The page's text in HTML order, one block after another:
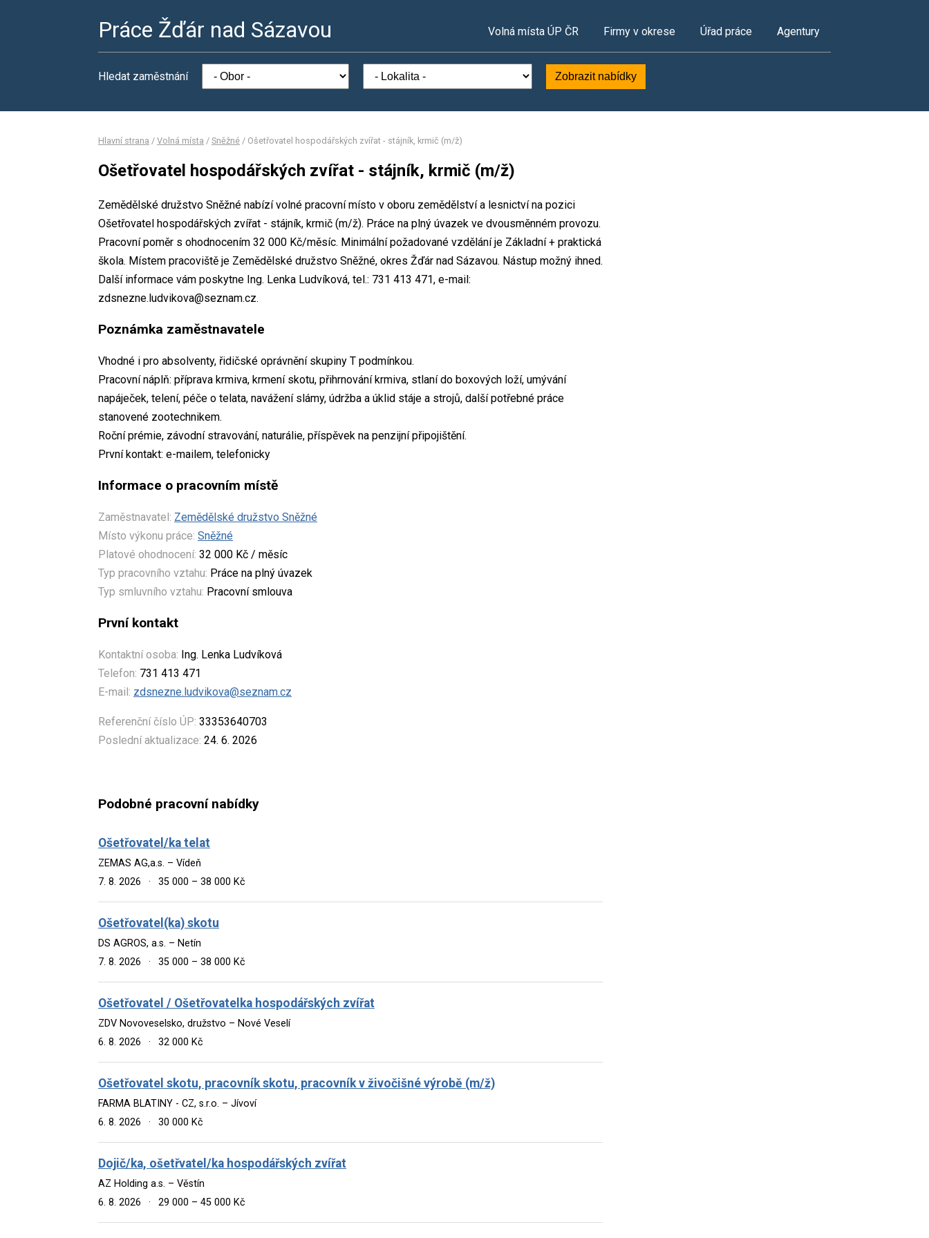
Práce Žďár nad Sázavou Volná místa ÚP ČR Firmy v okrese Úřad práce Agentury
Hledat zaměstnání Zobrazit nabídky
Hlavní strana / Volná místa / Sněžné / Ošetřovatel hospodářských zvířat - stájník, krmič (m/ž)
Ošetřovatel hospodářských zvířat - stájník, krmič (m/ž)
Zemědělské družstvo Sněžné nabízí volné pracovní místo v oboru zemědělství a lesnictví na pozici
Ošetřovatel hospodářských zvířat - stájník, krmič (m/ž). Práce na plný úvazek ve dvousměnném provozu.
Pracovní poměr s ohodnocením 32 000 Kč/měsíc. Minimální požadované vzdělání je Základní + praktická
škola. Místem pracoviště je Zemědělské družstvo Sněžné, okres Žďár nad Sázavou. Nástup možný ihned.
Další informace vám poskytne Ing. Lenka Ludvíková, tel.: 731 413 471, e-mail:
zdsnezne.ludvikova@seznam.cz.
Poznámka zaměstnavatele
Vhodné i pro absolventy, řidičské oprávnění skupiny T podmínkou.
Pracovní náplň: příprava krmiva, krmení skotu, přihrnování krmiva, stlaní do boxových loží, umývání
napáječek, telení, péče o telata, navážení slámy, údržba a úklid stáje a strojů, další potřebné práce
stanovené zootechnikem.
Roční prémie, závodní stravování, naturálie, příspěvek na penzijní připojištění.
První kontakt: e-mailem, telefonicky
Informace o pracovním místě
Zaměstnavatel: Zemědělské družstvo Sněžné
Místo výkonu práce: Sněžné
Platové ohodnocení: 32 000 Kč / měsíc
Typ pracovního vztahu: Práce na plný úvazek
Typ smluvního vztahu: Pracovní smlouva
První kontakt
Kontaktní osoba: Ing. Lenka Ludvíková
Telefon: 731 413 471
E-mail: zdsnezne.ludvikova@seznam.cz
Referenční číslo ÚP: 33353640703
Poslední aktualizace: 24. 6. 2026
Podobné pracovní nabídky
Ošetřovatel/ka telat
ZEMAS AG,a.s. – Vídeň
7. 8. 2026
· 35 000 – 38 000 Kč
Ošetřovatel(ka) skotu
DS AGROS, a.s. – Netín
7. 8. 2026
· 35 000 – 38 000 Kč
Ošetřovatel / Ošetřovatelka hospodářských zvířat
ZDV Novoveselsko, družstvo – Nové Veselí
6. 8. 2026
· 32 000 Kč
Ošetřovatel skotu, pracovník skotu, pracovník v živočišné výrobě (m/ž)
FARMA BLATINY - CZ, s.r.o. – Jívoví
6. 8. 2026
· 30 000 Kč
Dojič/ka, ošetřvatel/ka hospodářských zvířat
AZ Holding a.s. – Věstín
6. 8. 2026
· 29 000 – 45 000 Kč